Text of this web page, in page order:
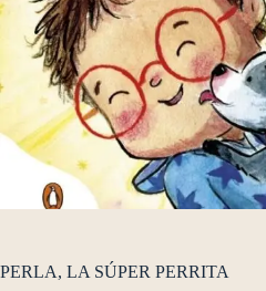
PERLA, LA SÚPER PERRITA